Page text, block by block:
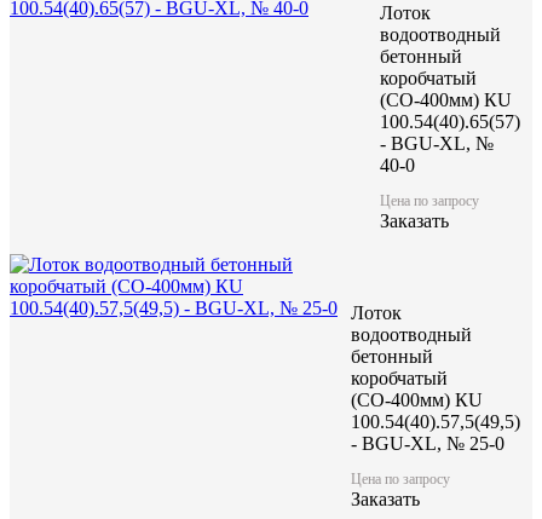
Цену уточняйте у менеджера
Заказать
1000
475
288
Лоток
водоотводный
бетонный
коробчатый
(СО-400мм) КU
100.54(40).65(57)
- BGU-XL, №
40-0
Цена по запросу
Заказать
Лоток
водоотводный
бетонный
коробчатый
(СО-400мм) КU
100.54(40).57,5(49,5)
- BGU-XL, № 25-0
Цена по запросу
Заказать